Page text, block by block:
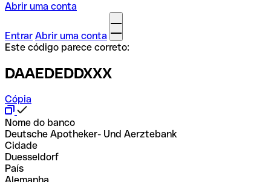
Abrir uma conta
Entrar Abrir uma conta
Este código parece correto:
DAAEDEDDXXX
Cópia
Nome do banco
Deutsche Apotheker- Und Aerztebank
Cidade
Duesseldorf
País